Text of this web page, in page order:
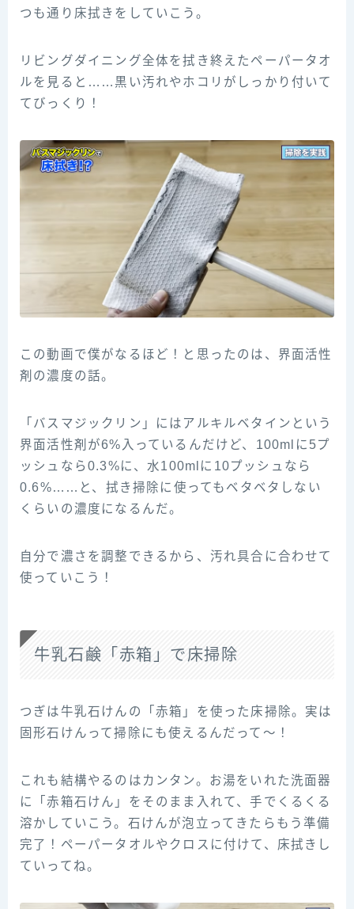
つも通り床拭きをしていこう。
リビングダイニング全体を拭き終えたペーパータオ
ルを見ると……黒い汚れやホコリがしっかり付いて
てびっくり！
この動画で僕がなるほど！と思ったのは、界面活性
剤の濃度の話。
「バスマジックリン」にはアルキルベタインという
界面活性剤が6%入っているんだけど、100mlに5プ
ッシュなら0.3%に、水100mlに10プッシュなら
0.6%……と、拭き掃除に使ってもベタベタしない
くらいの濃度になるんだ。
自分で濃さを調整できるから、汚れ具合に合わせて
使っていこう！
牛乳石鹸「赤箱」で床掃除
つぎは牛乳石けんの「赤箱」を使った床掃除。実は
固形石けんって掃除にも使えるんだって～！
これも結構やるのはカンタン。お湯をいれた洗面器
に「赤箱石けん」をそのまま入れて、手でくるくる
溶かしていこう。石けんが泡立ってきたらもう準備
完了！ペーパータオルやクロスに付けて、床拭きし
ていってね。